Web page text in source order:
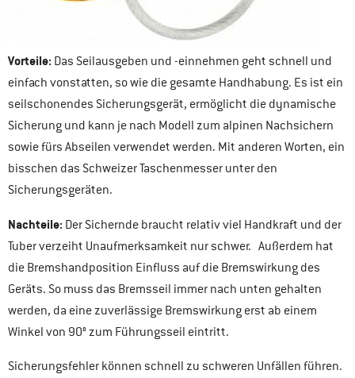
Vorteile: Das Seilausgeben und -einnehmen geht schnell und
einfach vonstatten, so wie die gesamte Handhabung. Es ist ein
seilschonendes Sicherungsgerät, ermöglicht die dynamische
Sicherung und kann je nach Modell zum alpinen Nachsichern
sowie fürs Abseilen verwendet werden. Mit anderen Worten, ein
bisschen das Schweizer Taschenmesser unter den
Sicherungsgeräten.
Nachteile: Der Sichernde braucht relativ viel Handkraft und der
Tuber verzeiht Unaufmerksamkeit nur schwer. Außerdem hat
die Bremshandposition Einfluss auf die Bremswirkung des
Geräts. So muss das Bremsseil immer nach unten gehalten
werden, da eine zuverlässige Bremswirkung erst ab einem
Winkel von 90° zum Führungsseil eintritt.
Sicherungsfehler können schnell zu schweren Unfällen führen.